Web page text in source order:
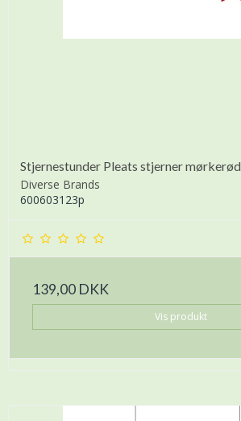
Stjernestunder Pleats stjerner mørkerød
Diverse Brands
600603123p
139,00 DKK
Vis produkt